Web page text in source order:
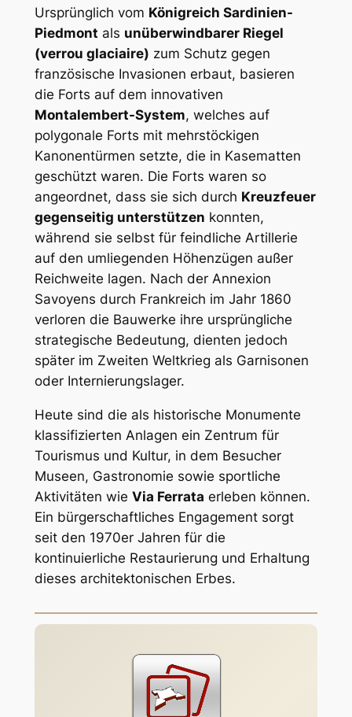
Ursprünglich vom Königreich Sardinien-
Piedmont als unüberwindbarer Riegel
(verrou glaciaire) zum Schutz gegen
französische Invasionen erbaut, basieren
die Forts auf dem innovativen
Montalembert-System, welches auf
polygonale Forts mit mehrstöckigen
Kanonentürmen setzte, die in Kasematten
geschützt waren. Die Forts waren so
angeordnet, dass sie sich durch Kreuzfeuer
gegenseitig unterstützen konnten,
während sie selbst für feindliche Artillerie
auf den umliegenden Höhenzügen außer
Reichweite lagen. Nach der Annexion
Savoyens durch Frankreich im Jahr 1860
verloren die Bauwerke ihre ursprüngliche
strategische Bedeutung, dienten jedoch
später im Zweiten Weltkrieg als Garnisonen
oder Internierungslager.
Heute sind die als historische Monumente
klassifizierten Anlagen ein Zentrum für
Tourismus und Kultur, in dem Besucher
Museen, Gastronomie sowie sportliche
Aktivitäten wie Via Ferrata erleben können.
Ein bürgerschaftliches Engagement sorgt
seit den 1970er Jahren für die
kontinuierliche Restaurierung und Erhaltung
dieses architektonischen Erbes.